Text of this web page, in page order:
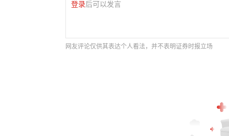
登录后可以发言
网友评论仅供其表达个人看法，并不表明证券时报立场